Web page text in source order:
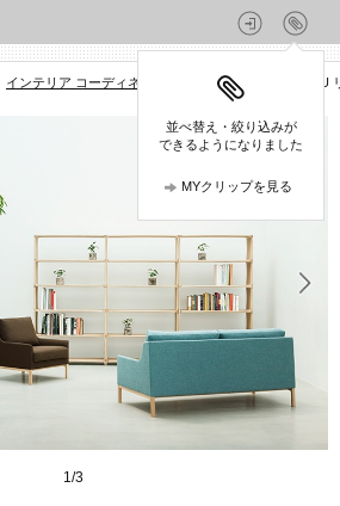
並べ替え・絞り込みが
できるようになりました
MYクリップを見る
インテリア コーディネート集 リビング HARU
1 /3